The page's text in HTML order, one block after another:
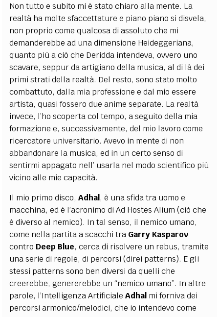
Non tutto e subito mi è stato chiaro alla mente. La
realtà ha molte sfaccettature e piano piano si disvela,
non proprio come qualcosa di assoluto che mi
demanderebbe ad una dimensione Heideggeriana,
quanto più a ciò che Deridda intendeva, ovvero uno
scavare, seppur da artigiano della musica, al di là dei
primi strati della realtà. Del resto, sono stato molto
combattuto, dalla mia professione e dal mio essere
artista, quasi fossero due anime separate. La realtà
invece, l’ho scoperta col tempo, a seguito della mia
formazione e, successivamente, del mio lavoro come
ricercatore universitario. Avevo in mente di non
abbandonare la musica, ed in un certo senso di
sentirmi appagato nell’ usarla nel modo scientifico più
vicino alle mie capacità.
Il mio primo disco,Adhal, è una sfida tra uomo e
macchina, ed è l’acronimo di Ad Hostes Alium (ciò che
è diverso al nemico). In tal senso, il nemico umano,
come nella partita a scacchi tra Garry Kasparov
contro Deep Blue, cerca di risolvere un rebus, tramite
una serie di regole, di percorsi (direi patterns). E gli
stessi patterns sono ben diversi da quelli che
creerebbe, genererebbe un “nemico umano”. In altre
parole, l’Intelligenza ArtificialeAdhal mi forniva dei
percorsi armonico/melodici, che io intendevo come